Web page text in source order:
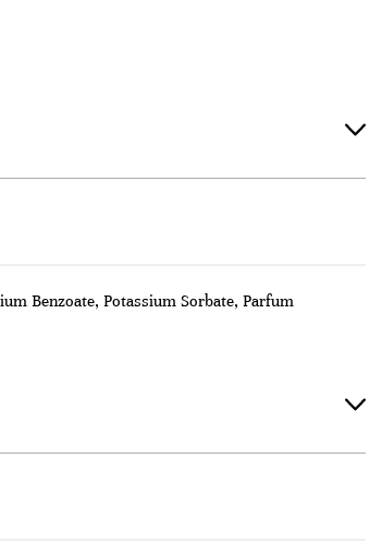
Benzoate, Potassium Sorbate, Parfum